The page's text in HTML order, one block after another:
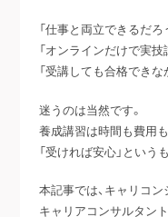
「仕事と両立できるだろ
「オンラインだけで実
「受講しても合格でき
迷うのは当然です。
養成講習は時間も費用も
「受ければ安心」という
本記事では、キャリコン
キャリアコンサルタント